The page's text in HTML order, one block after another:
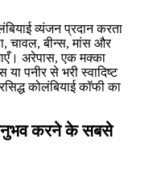
व्यंजन प्रदान करता
चावल, बीन्स, मांस और
अरेपास, एक मक्का
पनीर से भरी स्वादिष्ट
कोलंबियाई कॉफी का
करने के सबसे